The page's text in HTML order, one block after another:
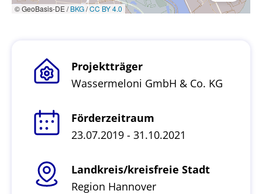
© GeoBasis-DE /BKG/CC BY 4.0
Projektträger
Wassermeloni GmbH & Co. KG
Förderzeitraum
23.07.2019 - 31.10.2021
Landkreis/kreisfreie Stadt
Region Hannover